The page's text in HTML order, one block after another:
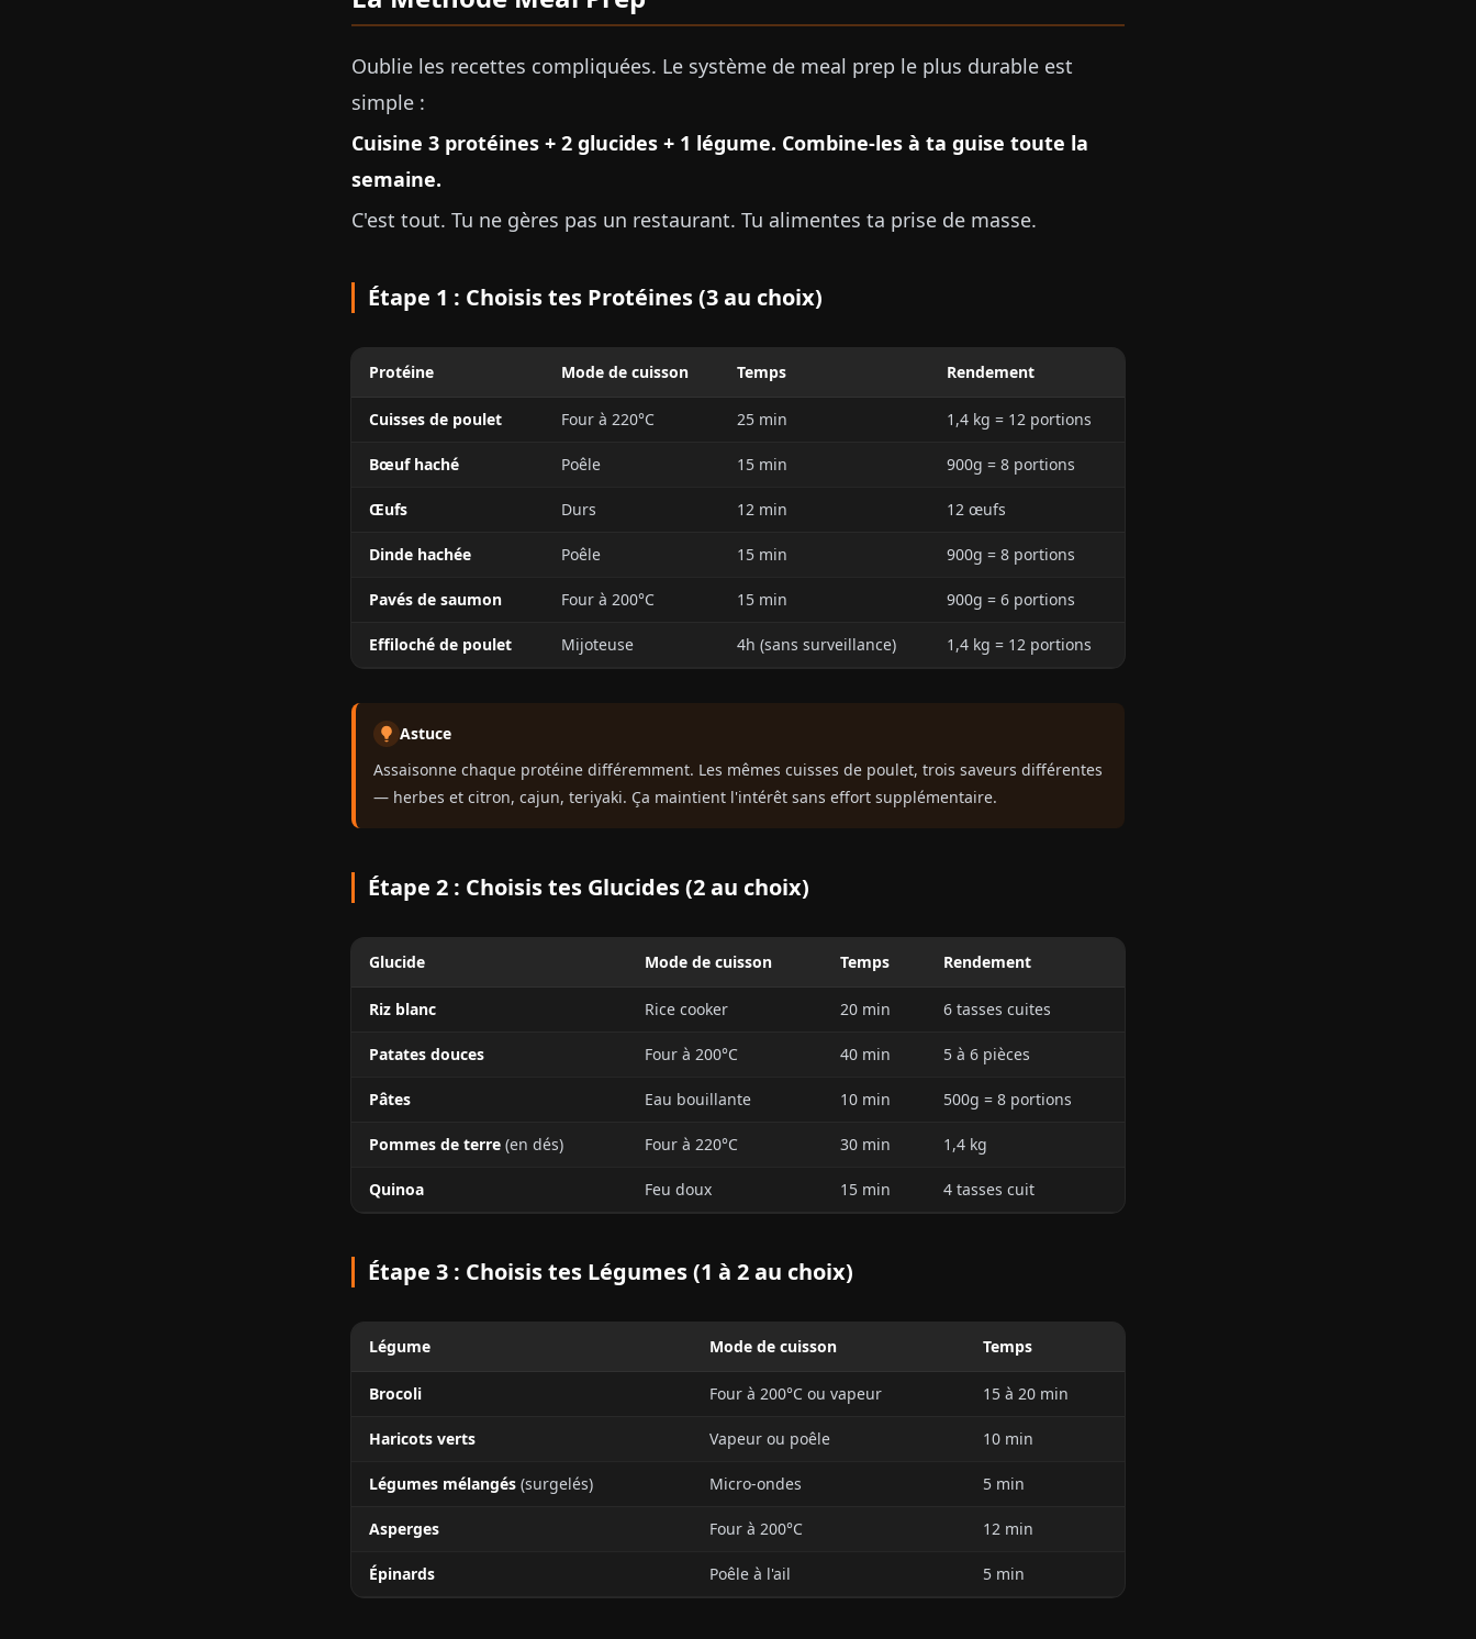
Oublie les recettes compliquées. Le système de meal prep le plus durable est
simple :
Cuisine 3 protéines + 2 glucides + 1 légume. Combine-les à ta guise toute la
semaine.
C'est tout. Tu ne gères pas un restaurant. Tu alimentes ta prise de masse.
Étape 1 : Choisis tes Protéines (3 au choix)
Protéine Mode de cuisson Temps Rendement
Cuisses de poulet Four à 220°C 25 min 1,4 kg = 12 portions
Bœuf haché Poêle 15 min 900g = 8 portions
Œufs Durs 12 min 12 œufs
Dinde hachée Poêle 15 min 900g = 8 portions
Pavés de saumon Four à 200°C 15 min 900g = 6 portions
Effiloché de poulet Mijoteuse 4h (sans surveillance) 1,4 kg = 12 portions
Astuce
Assaisonne chaque protéine différemment. Les mêmes cuisses de poulet, trois saveurs différentes
— herbes et citron, cajun, teriyaki. Ça maintient l'intérêt sans effort supplémentaire.
Étape 2 : Choisis tes Glucides (2 au choix)
Glucide Mode de cuisson Temps Rendement
Riz blanc Rice cooker 20 min 6 tasses cuites
Patates douces Four à 200°C 40 min 5 à 6 pièces
Pâtes Eau bouillante 10 min 500g = 8 portions
Pommes de terre (en dés) Four à 220°C 30 min 1,4 kg
Quinoa Feu doux 15 min 4 tasses cuit
Étape 3 : Choisis tes Légumes (1 à 2 au choix)
Légume Mode de cuisson Temps
Brocoli Four à 200°C ou vapeur 15 à 20 min
Haricots verts Vapeur ou poêle 10 min
Légumes mélangés (surgelés) Micro-ondes 5 min
Asperges Four à 200°C 12 min
Épinards Poêle à l'ail 5 min